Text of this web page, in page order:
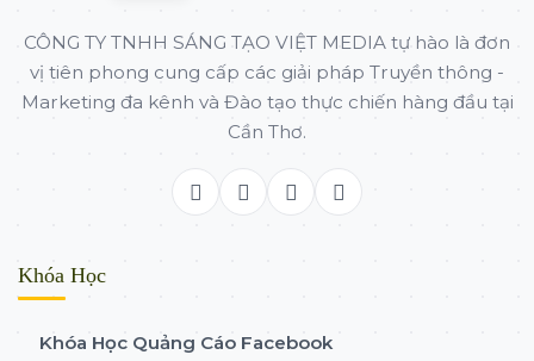
CÔNG TY TNHH SÁNG TẠO VIỆT MEDIA tự hào là đơn
vị tiên phong cung cấp các giải pháp Truyền thông -
Marketing đa kênh và Đào tạo thực chiến hàng đầu tại
Cần Thơ.
Khóa Học
Khóa Học Quảng Cáo Facebook